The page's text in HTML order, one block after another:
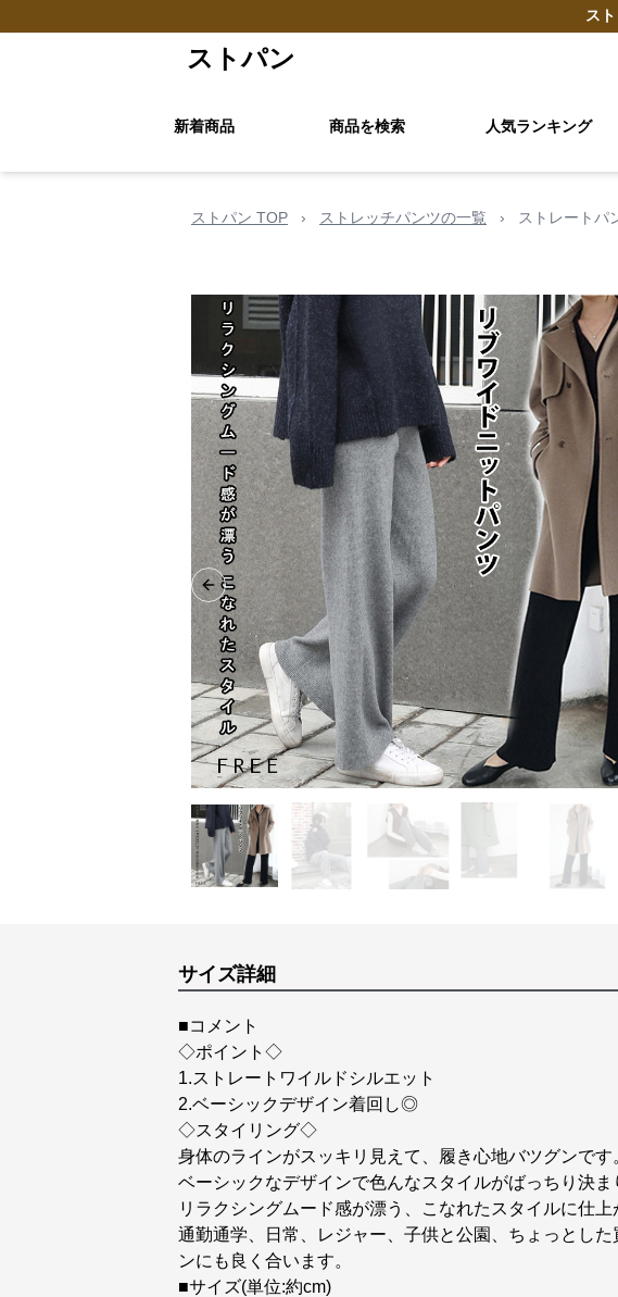
ス
ストパン
新着商品 商品を検索 人気ランキング
ストパン TOP › ストレッチパンツの一覧 › ストレートパ
Previous slide
サイズ詳細
■コメント
◇ポイント◇
1.ストレートワイルドシルエット
2.ベーシックデザイン着回し◎
◇スタイリング◇
身体のラインがスッキリ見えて、履き心地バツグンです
ベーシックなデザインで色んなスタイルがばっちり決ま
リラクシングムード感が漂う、こなれたスタイルに仕上
通勤通学、日常、レジャー、子供と公園、ちょっとし
ンにも良く合います。
■サイズ(単位:約cm)